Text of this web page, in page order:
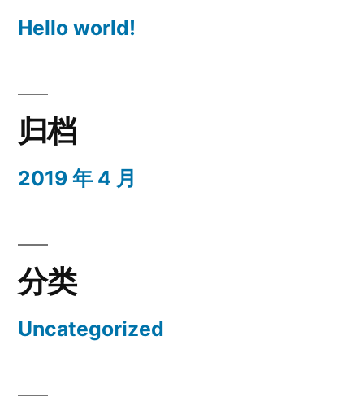
Hello world!
归档
2019 年 4 月
分类
Uncategorized